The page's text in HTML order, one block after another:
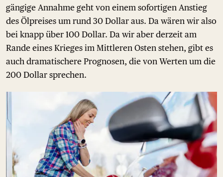
gängige Annahme geht von einem sofortigen Anstieg
des Ölpreises um rund 30 Dollar aus. Da wären wir also
bei knapp über 100 Dollar. Da wir aber derzeit am
Rande eines Krieges im Mittleren Osten stehen, gibt es
auch dramatischere Prognosen, die von Werten um die
200 Dollar sprechen.